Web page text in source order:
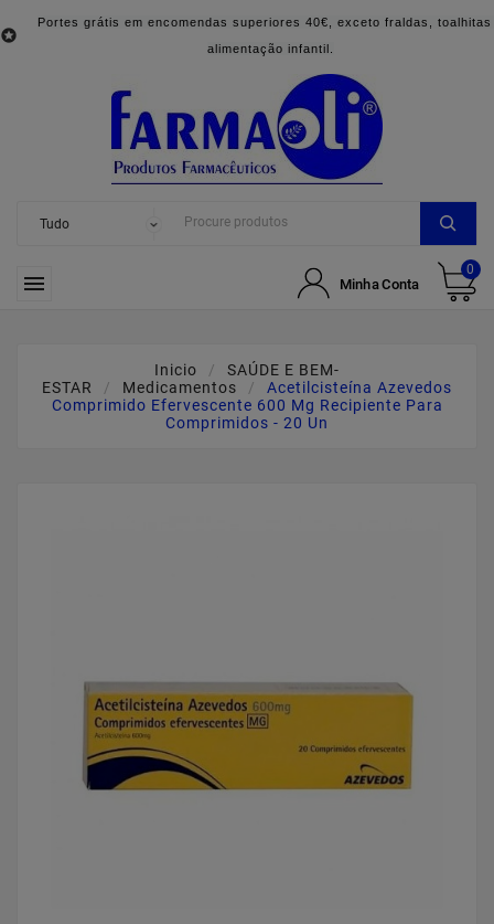

Portes grátis em encomendas superiores 40€, exceto fraldas, toalhitas
alimentação infantil.
 Minha Conta
0
Inicio
SAÚDE E BEM-
ESTAR
Medicamentos
Acetilcisteína Azevedos
Comprimido Efervescente 600 Mg Recipiente Para
Comprimidos - 20 Un